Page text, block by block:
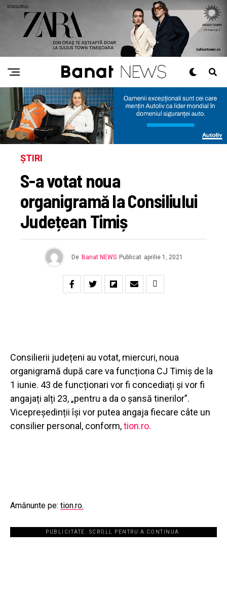
ȘTIRI
S-a votat noua
organigramă la Consiliului
Județean Timiș
De Banat NEWS Publicat aprilie 1, 2021
Consilierii județeni au votat, miercuri, noua
organigramă după care va funcționa CJ Timiș de la
1 iunie. 43 de funcționari vor fi concediați și vor fi
angajați alți 23, „pentru a da o șansă tinerilor”.
Vicepreședinții își vor putea angaja fiecare câte un
consilier personal, conform,tion.ro.
Amănunte pe: tion.ro.
PUBLICITATE. SCROLL PENTRU A CONTINUA.